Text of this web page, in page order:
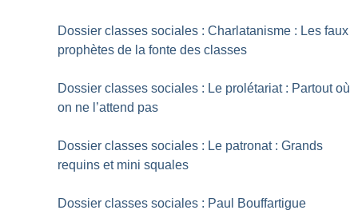
Dossier classes sociales : Charlatanisme : Les faux
prophètes de la fonte des classes
Dossier classes sociales : Le prolétariat : Partout où
on ne l’attend pas
Dossier classes sociales : Le patronat : Grands
requins et mini squales
Dossier classes sociales : Paul Bouffartigue